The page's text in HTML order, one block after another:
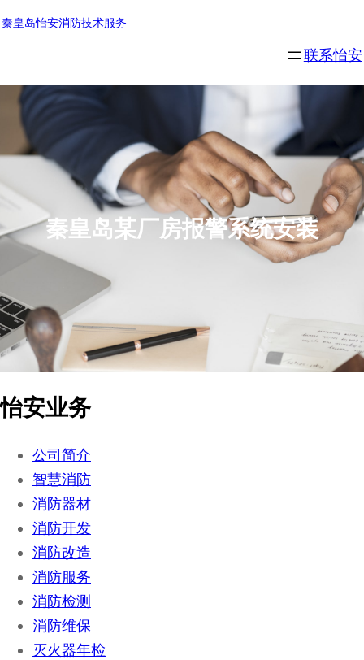
秦皇岛怡安消防技术服务
联系怡安
秦皇岛某厂房报警系统安装
怡安业务
公司简介
智慧消防
消防器材
消防开发
消防改造
消防服务
消防检测
消防维保
灭火器年检